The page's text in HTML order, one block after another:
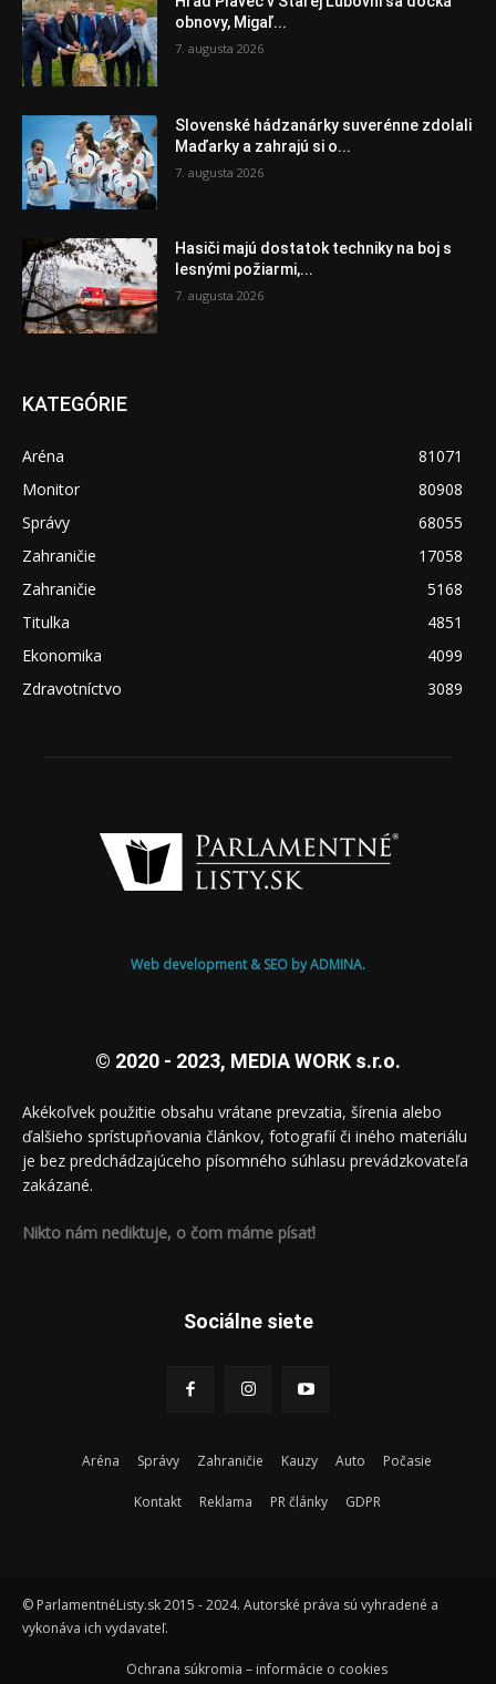
obnovy, Migaľ...
7. augusta 2026
Slovenské hádzanárky suverénne zdolali
Maďarky a zahrajú si o...
7. augusta 2026
Hasiči majú dostatok techniky na boj s
lesnými požiarmi,...
7. augusta 2026
KATEGÓRIE
Aréna
81071
Monitor
80908
Správy
68055
Zahraničie
17058
Zahraničie
5168
Titulka
4851
Ekonomika
4099
Zdravotníctvo
3089
Web development & SEO by ADMINA.
© 2020 - 2023, MEDIA WORK s.r.o.
Akékoľvek použitie obsahu vrátane prevzatia, šírenia alebo
ďalšieho sprístupňovania článkov, fotografií či iného materiálu
je bez predchádzajúceho písomného súhlasu prevádzkovateľa
zakázané.
Nikto nám nediktuje, o čom máme písať!
Sociálne siete
Aréna Správy Zahraničie Kauzy Auto Počasie
Kontakt Reklama PR články GDPR
© ParlamentnéListy.sk 2015 - 2024. Autorské práva sú vyhradené a
vykonáva ich vydavateľ.
Ochrana súkromia – informácie o cookies